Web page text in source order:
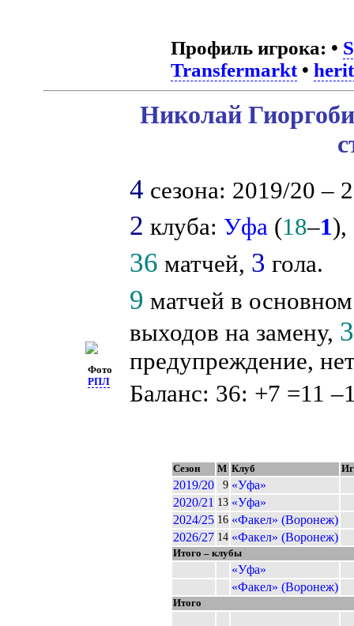
Профиль игрока: •
Transfermarkt•
Фото
РПЛ
Николай
4 сезона: 2019/20 –
2 клуба: Уфа (18–1),
36 матчей, 3 гола.
9 матчей в
выходов на замену,
предупреждение,
Баланс: 36: +7 =11
Сезон М Клуб
2019/20 9 «Уфа»
2020/21 13 «Уфа»
2024/25 16 «Факел» (Воронеж)
2026/27 14 «Факел» (Воронеж)
Итого – клубы
«Уфа»
«Факел» (Воронеж)
Итого